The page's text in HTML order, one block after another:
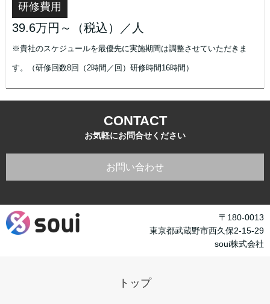
研修費用
39.6万円～（税込）／人
※貴社のスケジュールを最優先に実施期間は調整させていただきま
す。（研修回数8回（2時間／回）研修時間16時間）
CONTACT
お気軽にお問合せください
お問い合わせ
〒180-0013
東京都武蔵野市西久保2-15-29
soui株式会社
トップ